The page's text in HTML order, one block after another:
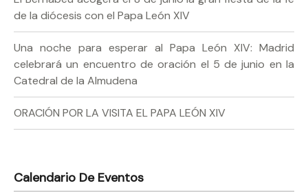
de la diócesis con el Papa León XIV
Una noche para esperar al Papa León XIV: Madrid
celebrará un encuentro de oración el 5 de junio en la
Catedral de la Almudena
ORACIÓN POR LA VISITA EL PAPA LEÓN XIV
Calendario De Eventos